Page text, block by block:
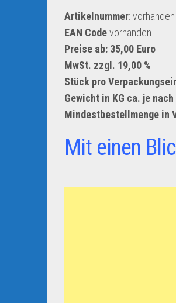
Artikelnummer: vorhanden
EAN Codevorhanden
Preise ab: 35,00 Euro
MwSt. zzgl. 19,00 %
Stück pro
Gewicht in KG ca. je
Mindestbestellmenge in
Mit einen